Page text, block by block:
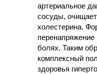
артериальное
сосуды,
холестерина.
болях. Таким
комплексный
здоровья